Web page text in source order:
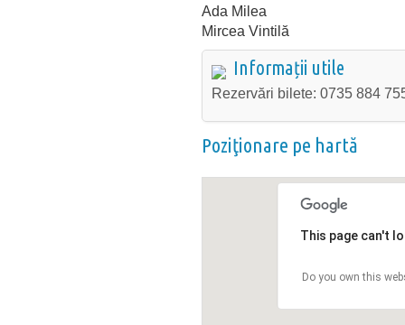
Ada Milea
Mircea Vintilă
Informații utile
Rezervări bilete: 0735 884
Poziţionare pe hartă
This page can't
Do you own this